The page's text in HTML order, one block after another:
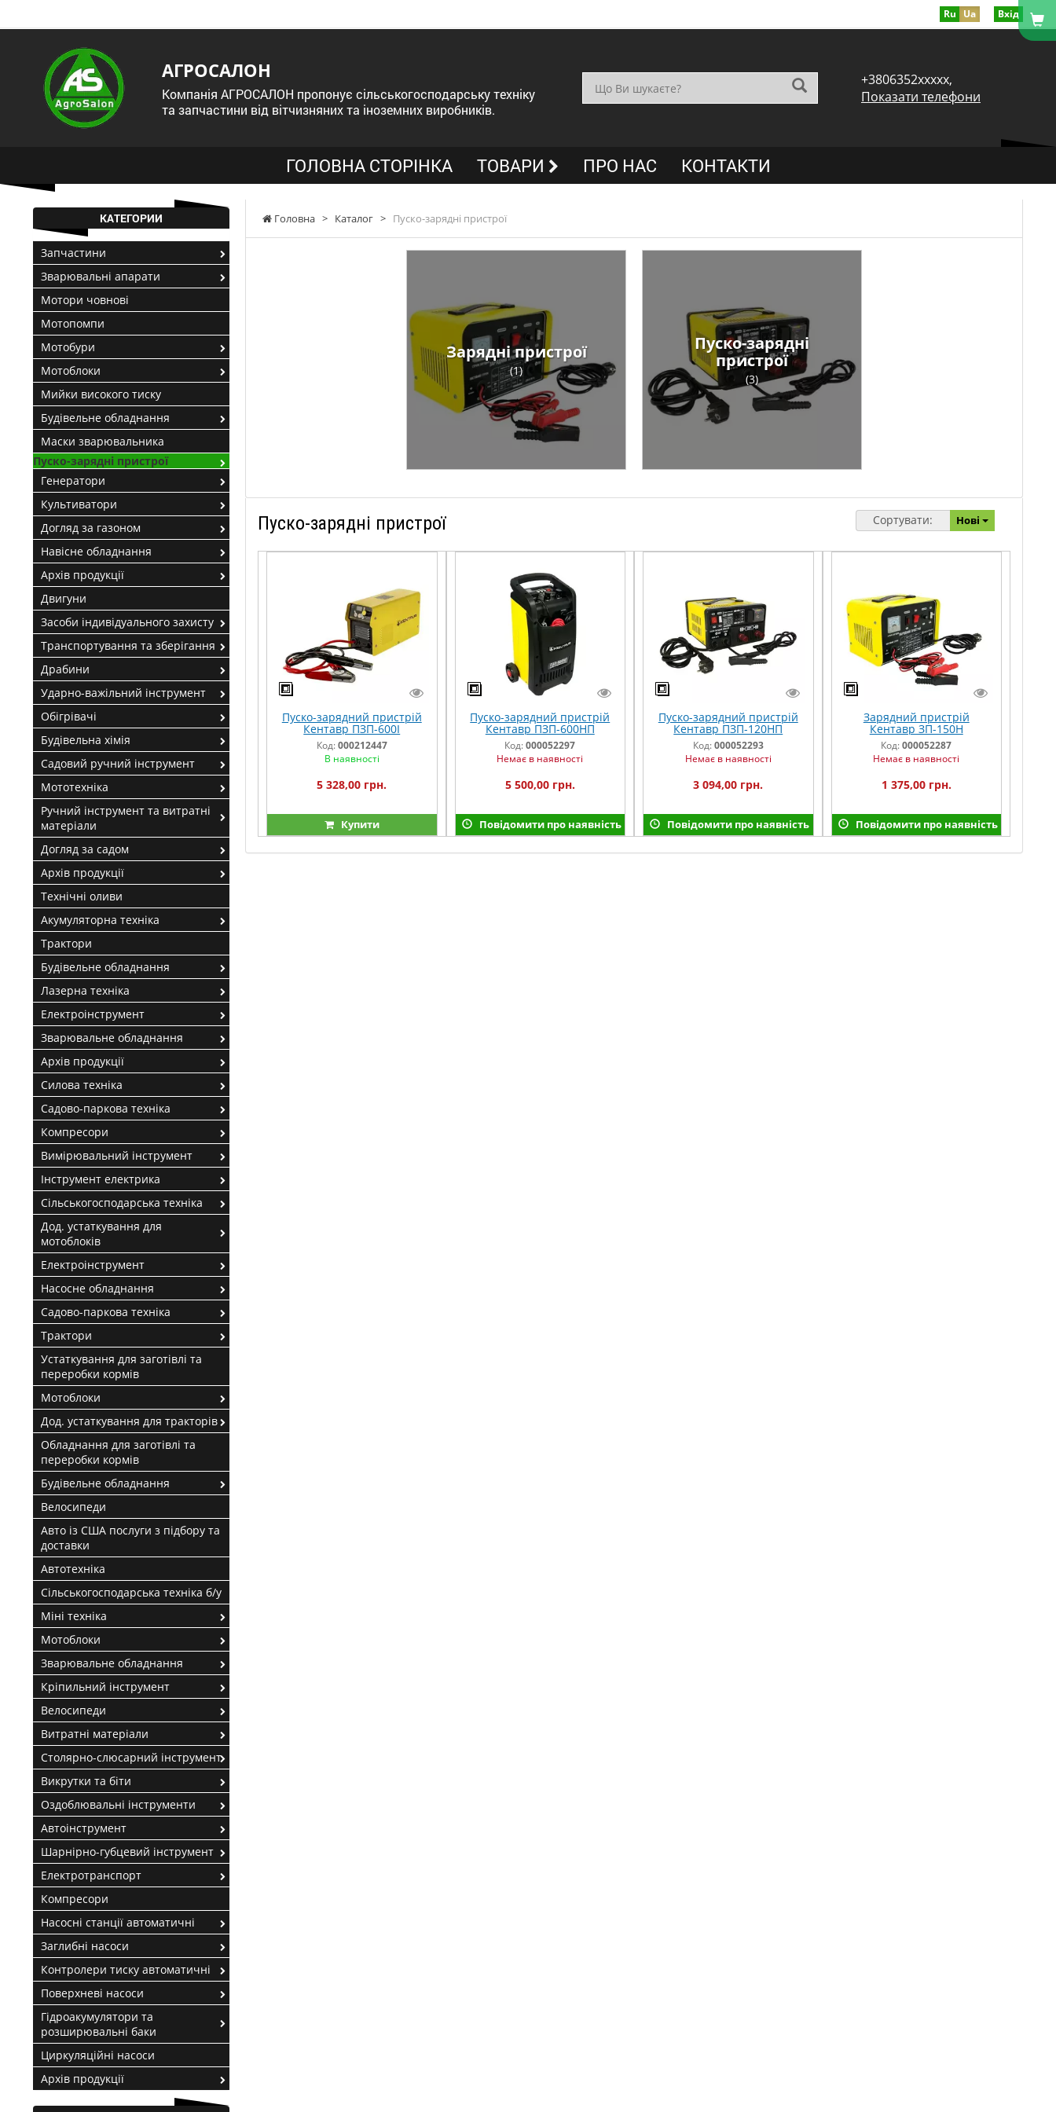
Ru Ua Вхід
АГРОСАЛОН
Компанія АГРОСАЛОН пропонує сільськогосподарську техніку
та запчастини від вітчизняних та іноземних виробників.
+3806352xxxxx,
Показати телефони
ГОЛОВНА СТОРІНКА ТОВАРИ ПРО НАС КОНТАКТИ
Головна > Каталог > Пуско-зарядні пристрої
Зарядні пристрої
(1)
Пуско-зарядні
пристрої
(3)
Пуско-зарядні пристрої Сортувати: Нові
Пуско-зарядний пристрій
Кентавр ПЗП-600І
Код:000212447
В наявності
5 328,00 грн.
Купити
Пуско-зарядний пристрій
Кентавр ПЗП-600НП
Код:000052297
Немає в наявності
5 500,00 грн.
Повідомити про наявність
Пуско-зарядний пристрій
Кентавр ПЗП-120НП
Код:000052293
Немає в наявності
3 094,00 грн.
Повідомити про наявність
Зарядний пристрій
Кентавр ЗП-150Н
Код:000052287
Немає в наявності
1 375,00 грн.
Повідомити про наявність
КАТЕГОРИИ
Запчастини
Зварювальні апарати
Мотори човнові
Мотопомпи
Мотобури
Мотоблоки
Мийки високого тиску
Будівельне обладнання
Маски зварювальника
Пуско-зарядні пристрої
Генератори
Культиватори
Догляд за газоном
Навісне обладнання
Архів продукції
Двигуни
Засоби індивідуального захисту
Транспортування та зберігання
Драбини
Ударно-важільний інструмент
Обігрівачі
Будівельна хімія
Садовий ручний інструмент
Мототехніка
Ручний інструмент та витратні
матеріали
Догляд за садом
Архів продукції
Технічні оливи
Акумуляторна техніка
Трактори
Будівельне обладнання
Лазерна техніка
Електроінструмент
Зварювальне обладнання
Архів продукції
Силова техніка
Садово-паркова техніка
Компресори
Вимірювальний інструмент
Інструмент електрика
Сільськогосподарська техніка
Дод. устаткування для
мотоблоків
Електроінструмент
Насосне обладнання
Садово-паркова техніка
Трактори
Устаткування для заготівлі та
переробки кормів
Мотоблоки
Дод. устаткування для тракторів
Обладнання для заготівлі та
переробки кормів
Будівельне обладнання
Велосипеди
Авто із США послуги з підбору та
доставки
Автотехніка
Сільськогосподарська техніка б/у
Міні техніка
Мотоблоки
Зварювальне обладнання
Кріпильний інструмент
Велосипеди
Витратні матеріали
Столярно-слюсарний інструмент
Викрутки та біти
Оздоблювальні інструменти
Автоінструмент
Шарнірно-губцевий інструмент
Електротранспорт
Компресори
Насосні станції автоматичні
Заглибні насоси
Контролери тиску автоматичні
Поверхневі насоси
Гідроакумулятори та
розширювальні баки
Циркуляційні насоси
Архів продукції